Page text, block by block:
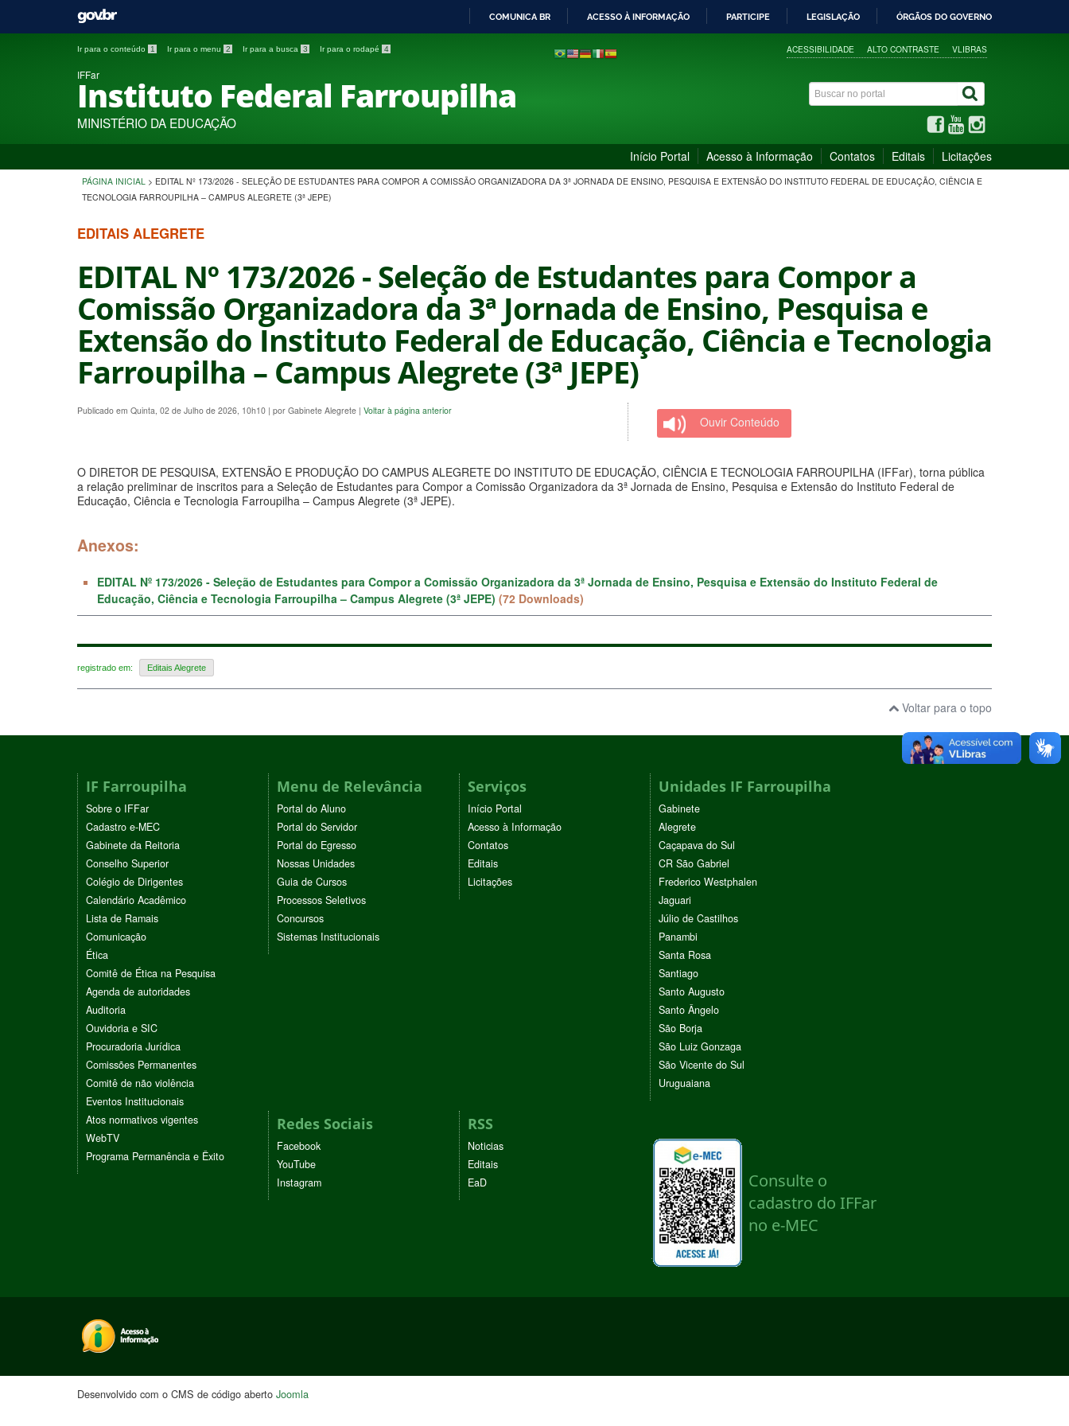
PARA
COMUNICA BR ACESSO À INFORMAÇÃO PARTICIPE LEGISLAÇÃO ÓRGÃOS DO GOVERNO
Ir para o conteúdo 1 Ir para o menu 2 Ir para a busca 3 Ir para o rodapé 4 ACESSIBILIDADE ALTO CONTRASTE VLIBRAS
IFFar
Instituto Federal Farroupilha
MINISTÉRIO DA EDUCAÇÃO
Início Portal Acesso à Informação Contatos Editais Licitações
PÁGINA INICIAL > EDITAL Nº 173/2026 - SELEÇÃO DE ESTUDANTES PARA COMPOR A COMISSÃO ORGANIZADORA DA 3ª JORNADA DE ENSINO, PESQUISA E EXTENSÃO DO INSTITUTO FEDERAL DE EDUCAÇÃO, CIÊNCIA E
TECNOLOGIA FARROUPILHA – CAMPUS ALEGRETE (3ª JEPE)
EDITAIS ALEGRETE
EDITAL Nº 173/2026 - Seleção de Estudantes para Compor a
Comissão Organizadora da 3ª Jornada de Ensino, Pesquisa e
Extensão do Instituto Federal de Educação, Ciência e Tecnologia
Farroupilha – Campus Alegrete (3ª JEPE)
Publicado em Quinta, 02 de Julho de 2026, 10h10 | por Gabinete Alegrete | Voltar à página anterior
Ouvir Conteúdo
O DIRETOR DE PESQUISA, EXTENSÃO E PRODUÇÃO DO CAMPUS ALEGRETE DO INSTITUTO DE EDUCAÇÃO, CIÊNCIA E TECNOLOGIA FARROUPILHA (IFFar), torna pública
a relação preliminar de inscritos para a Seleção de Estudantes para Compor a Comissão Organizadora da 3ª Jornada de Ensino, Pesquisa e Extensão do Instituto Federal de
Educação, Ciência e Tecnologia Farroupilha – Campus Alegrete (3ª JEPE).
Anexos:
EDITAL Nº 173/2026 - Seleção de Estudantes para Compor a Comissão Organizadora da 3ª Jornada de Ensino, Pesquisa e Extensão do Instituto Federal de
Educação, Ciência e Tecnologia Farroupilha – Campus Alegrete (3ª JEPE) (72 Downloads)
registrado em: Editais Alegrete
Voltar para o topo
IF Farroupilha
Sobre o IFFar
Cadastro e-MEC
Gabinete da Reitoria
Conselho Superior
Colégio de Dirigentes
Calendário Acadêmico
Lista de Ramais
Comunicação
Ética
Comitê de Ética na Pesquisa
Agenda de autoridades
Auditoria
Ouvidoria e SIC
Procuradoria Jurídica
Comissões Permanentes
Comitê de não violência
Eventos Institucionais
Atos normativos vigentes
WebTV
Programa Permanência e Êxito
Menu de Relevância
Portal do Aluno
Portal do Servidor
Portal do Egresso
Nossas Unidades
Guia de Cursos
Processos Seletivos
Concursos
Sistemas Institucionais
Serviços
Início Portal
Acesso à Informação
Contatos
Editais
Licitações
Unidades IF Farroupilha
Gabinete
Alegrete
Caçapava do Sul
CR São Gabriel
Frederico Westphalen
Jaguari
Júlio de Castilhos
Panambi
Santa Rosa
Santiago
Santo Augusto
Santo Ângelo
São Borja
São Luiz Gonzaga
São Vicente do Sul
Uruguaiana
Redes Sociais
Facebook
YouTube
Instagram
RSS
Noticias
Editais
EaD
Desenvolvido com o CMS de código aberto Joomla